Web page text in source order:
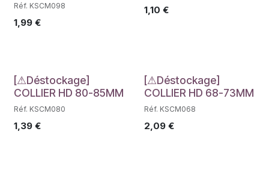
Réf. KSCM098
1,99 €
1,10 €
Déstockage
[⚠Déstockage]
COLLIER HD 80-85MM
Réf. KSCM080
1,39 €
Déstockage
[⚠Déstockage]
COLLIER HD 68-73MM
Réf. KSCM068
2,09€